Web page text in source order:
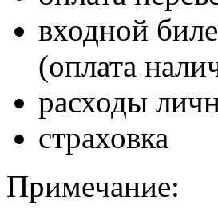
входной
(оплата
расходы
страховка
Примечание: